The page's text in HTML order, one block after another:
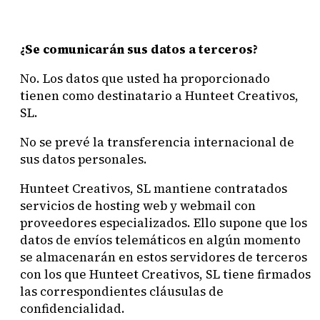
¿Se comunicarán sus datos a terceros?
No. Los datos que usted ha proporcionado
tienen como destinatario a Hunteet Creativos,
SL.
No se prevé la transferencia internacional de
sus datos personales.
Hunteet Creativos, SL mantiene contratados
servicios de hosting web y webmail con
proveedores especializados. Ello supone que los
datos de envíos telemáticos en algún momento
se almacenarán en estos servidores de terceros
con los que Hunteet Creativos, SL tiene firmados
las correspondientes cláusulas de
confidencialidad.